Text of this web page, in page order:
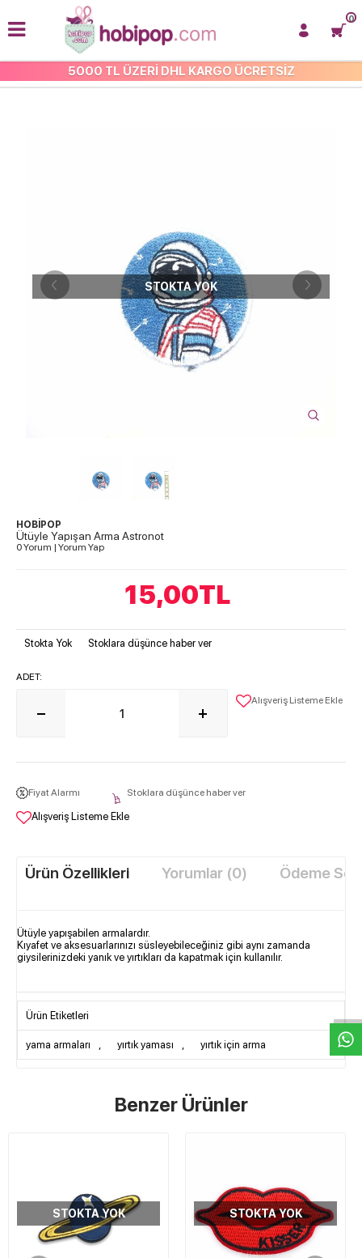
W
h
t
s
a
p
p
D
e
s
e
H
a
t
t
5000 TL ÜZERİ DHL KARGO ÜCRETSİZ
0
İŞLEMELİ ARMA VE APLİKE
STOKTA YOK
HOBİPOP
Ütüyle Yapışan Arma Astronot
0 Yorum | Yorum Yap
15,00TL
Stokta Yok Stoklara düşünce haber ver
ADET:
Alışveriş Listeme Ekle
Fiyat Alarmı Stoklara düşünce haber ver
Alışveriş Listeme Ekle
Ürün Özellikleri Yorumlar (0) Ödeme
Ütüyle yapışabilen armalardır.
Kıyafet ve aksesuarlarınızı süsleyebileceğiniz gibi aynı zamanda
giysilerinizdeki yanık ve yırtıkları da kapatmak için kullanılır.
Ürün Etiketleri
yama armaları , yırtık yaması , yırtık için arma
Benzer Ürünler
STOKTA YOK STOKTA YOK